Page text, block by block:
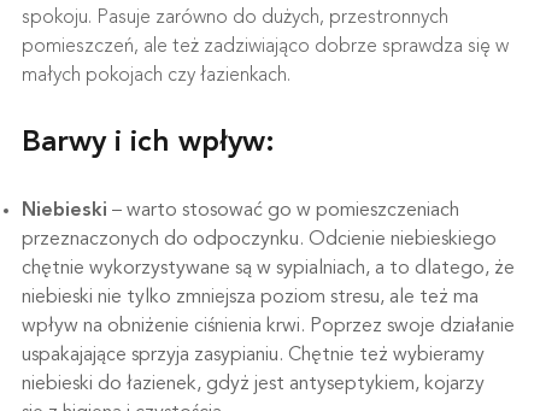
spokoju. Pasuje zarówno do dużych, przestronnych
pomieszczeń, ale też zadziwiająco dobrze sprawdza się w
małych pokojach czy łazienkach.
Barwy i ich wpływ:
Niebieski – warto stosować go w pomieszczeniach
przeznaczonych do odpoczynku. Odcienie niebieskiego
chętnie wykorzystywane są w sypialniach, a to dlatego, że
niebieski nie tylko zmniejsza poziom stresu, ale też ma
wpływ na obniżenie ciśnienia krwi. Poprzez swoje działanie
uspakajające sprzyja zasypianiu. Chętnie też wybieramy
niebieski do łazienek, gdyż jest antyseptykiem, kojarzy